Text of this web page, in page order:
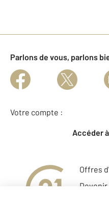
Parlons de vous, parlons
Votre compte :
Accéder
Offres